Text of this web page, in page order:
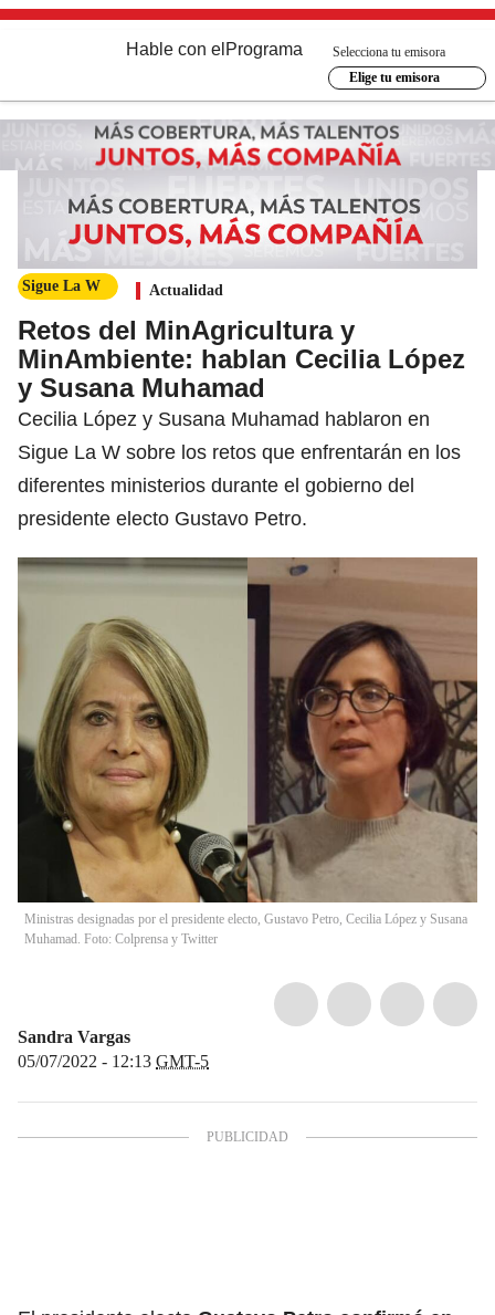
Hable con el Programa
Selecciona tu emisora
Elige tu emisora
Sigue La W Actualidad
Retos del MinAgricultura y
MinAmbiente: hablan Cecilia López
y Susana Muhamad
Cecilia López y Susana Muhamad hablaron en
Sigue La W sobre los retos que enfrentarán en los
diferentes ministerios durante el gobierno del
presidente electo Gustavo Petro.
Ministras designadas por el presidente electo, Gustavo Petro, Cecilia López y Susana
Muhamad. Foto: Colprensa y Twitter
Sandra Vargas
05/07/2022 - 12:13 GMT-5